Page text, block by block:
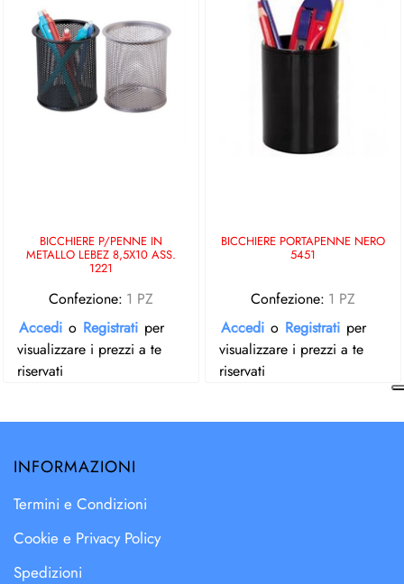
BICCHIERE P/PENNE IN
METALLO LEBEZ 8,5X10 ASS.
1221
Confezione: 1 PZ
Accedi o Registrati per
visualizzare i prezzi a te
riservati
BICCHIERE PORTAPENNE NERO
5451
Confezione: 1 PZ
Accedi o Registrati per
visualizzare i prezzi a te
riservati
INFORMAZIONI
Termini e Condizioni
Cookie e Privacy Policy
Spedizioni